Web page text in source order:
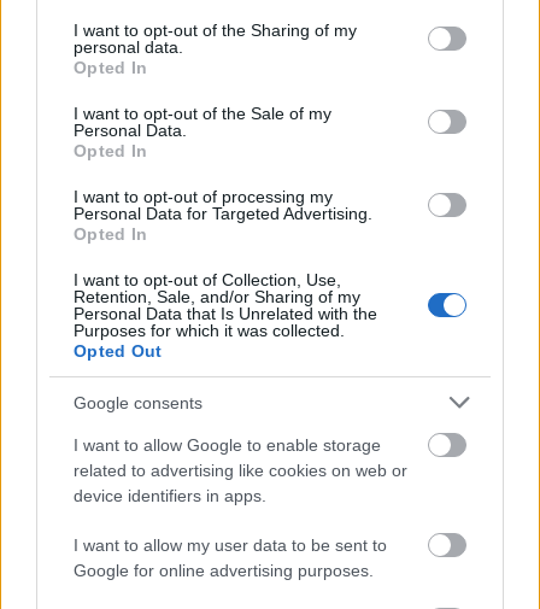
not limited to your visit or usage behaviour. You may click to
grant or deny consent to Google and its third-party tags to
use your data for below specified purposes in below Google
consent section.
I want to opt-out of the Sharing of my
personal data.
Opted In
I want to opt-out of the Sale of my
Personal Data.
Opted In
I want to opt-out of processing my
Personal Data for Targeted Advertising.
Opted In
I want to opt-out of Collection, Use,
Retention, Sale, and/or Sharing of my
Personal Data that Is Unrelated with the
Purposes for which it was collected.
Opted Out
Google consents
I want to allow Google to enable storage
related to advertising like cookies on web or
device identifiers in apps.
I want to allow my user data to be sent to
Google for online advertising purposes.
Kiszel Tünde műsorvezetésével se lehetne menni.
szociál
10 éve
Minden idők legnyomorultabb falunapos x faktora
lesz idén ezzel a zsűrivel, és ezt még meg is fejelik a
két ártány műsorvezetővel :O
Szerintem idén led fal nem is lesz, gyerekek
rajzolnak a falra zsírkrétával valami szépet.
Dezsike
Furcsa lesz ez az évad, már csak a zsűri miatt is. De
mindegy, mert ha abban az időintervallumban lesz
adásoktól) úgyse fogom tudni nézni, mert üt egy
itthon népszerűtlen, de számomra fontosabb